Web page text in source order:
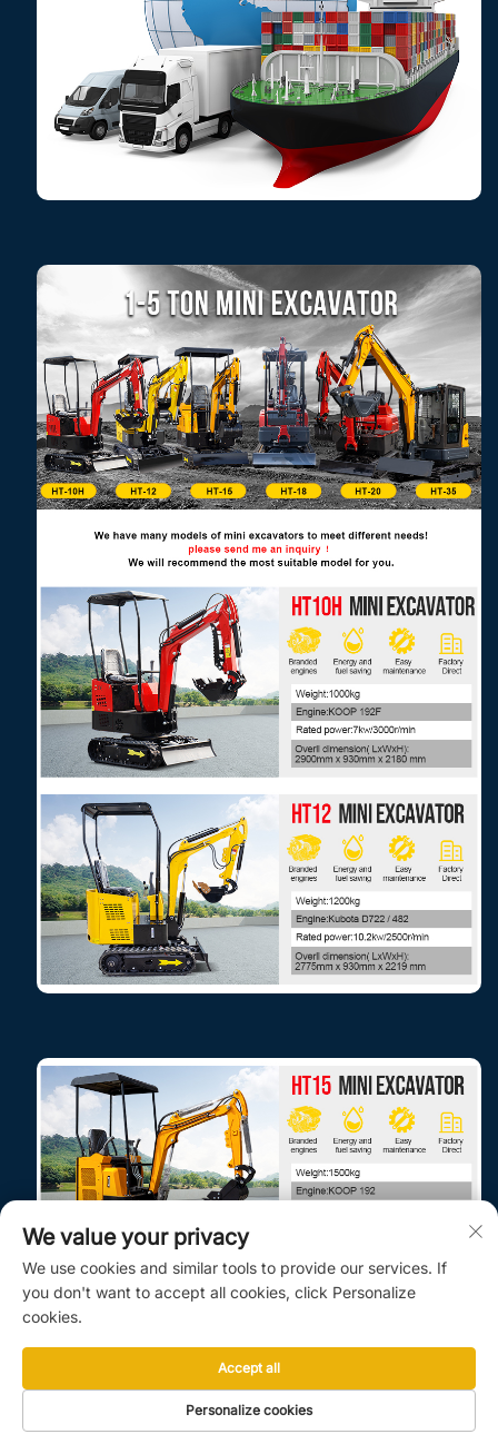
We value your privacy
We use cookies and similar tools to provide our services. If
you don't want to accept all cookies, click Personalize
cookies.
Personalize cookies
Accept all